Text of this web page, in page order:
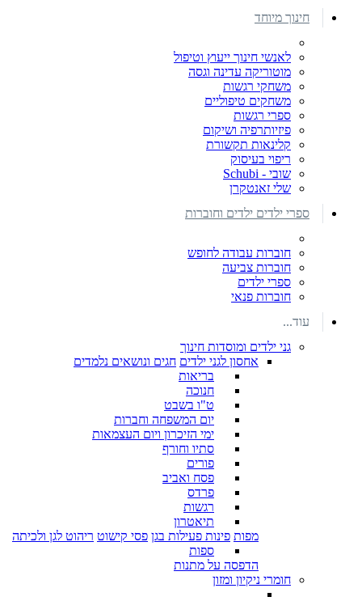
חינוך מיוחד
לאנשי חינוך ייעוץ וטיפול
מוטוריקה עדינה וגסה
משחקי רגשות
משחקים טיפוליים
ספרי רגשות
פיזיותרפיה ושיקום
קלינאות תקשורת
ריפוי בעיסוק
שובי - Schubi
שלי זאנטקרן
ספרי ילדים ילדים וחוברות
חוברות עבודה לחופש
חוברות צביעה
ספרי ילדים
חוברות פנאי
עוד...
גני ילדים ומוסדות חינוך
אחסון לגני ילדים חגים ונושאים נלמדים
בריאות
חנוכה
ט"ו בשבט
יום המשפחה וחברות
ימי הזיכרון ויום העצמאות
סתיו וחורף
פורים
פסח ואביב
פרדס
רגשות
תיאטרון
מפות פינות פעילות בגן פסי קישוט ריהוט לגן ולכיתה
ספות
הדפסה על מתנות
חומרי ניקיון ומזון